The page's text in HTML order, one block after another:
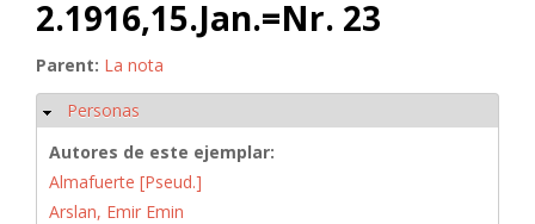
2.1916,15.Jan.=Nr. 23
Parent: La nota
Ocultar
Personas
Autores de este ejemplar:
Almafuerte [Pseud.]
Arslan, Emir Emin